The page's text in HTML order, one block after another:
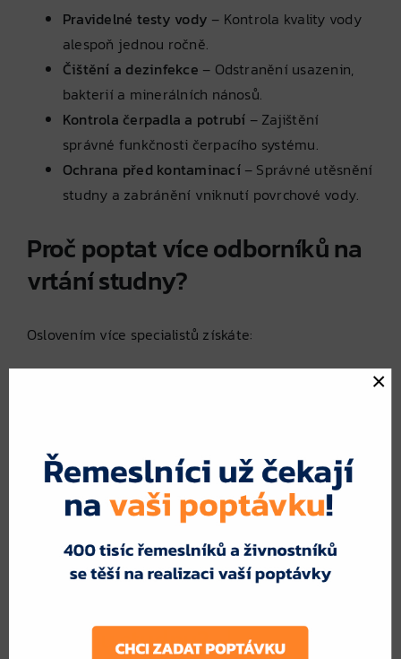
Pravidelné testy vody – Kontrola kvality vody
alespoň jednou ročně.
Čištění a dezinfekce – Odstranění usazenin,
bakterií a minerálních nánosů.
Kontrola čerpadla a potrubí – Zajištění
správné funkčnosti čerpacího systému.
Ochrana před kontaminací– Správné utěsnění
studny a zabránění vniknutí povrchové vody.
Proč poptat více odborníků na
vrtání studny?
Oslovením více specialistů získáte:
mohou být efektivnější podle typu podloží.
Reference a zkušenosti – Možnost výběru
nejlepšího odborníka na základě recenzí.
– Profesionální firmy často
nabízejí záruku na provedené práce.
vrtanou studnu?
×